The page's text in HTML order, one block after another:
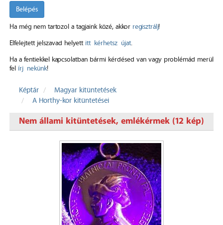
Belépés
Ha még nem tartozol a tagjaink közé, akkor regisztrálj!
Elfelejtett jelszavad helyett itt kérhetsz újat.
Ha a fentiekkel kapcsolatban bármi kérdésed van vagy problémád merül
fel írj nekünk!
Képtár
Magyar kitüntetések
A Horthy-kor kitüntetései
Nem állami kitüntetések, emlékérmek (12 kép)